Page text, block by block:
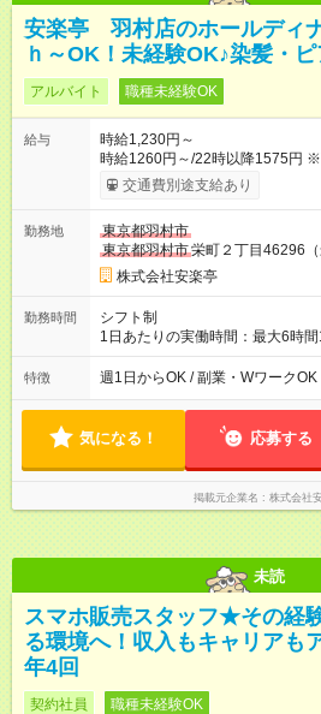
安楽亭 羽村店のホールディ
ｈ～OK！未経験OK♪染髪・
アルバイト 職種未経験OK
給与
時給1,230円～
時給1260円～/22時以降1575円 ※高校生時給1230円 【試用期
間】試用期間あり 試用期間の長
採用時と同じです。 ※最大12ヶ
交通費別途支給あり
勤務地
東京都羽村市
東京都羽村市栄町２丁目46296（
株式会社安楽亭
勤務時間
シフト制
1日あたりの実働時間：最大6時
～/短時間OK！＞ ※18歳未満・高校
トは自己申告制だから私生活優先
して短時間」など希望に合わせて
特徴 週1日からOK / 副業・WワークOK
気になる！ 応募する
掲載元企業名 株式会社
未読
スマホ販売スタッフ★その経
る環境へ！収入もキャリアも
年4回
契約社員 職種未経験OK